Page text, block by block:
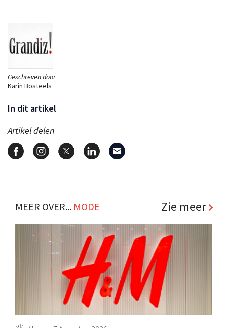
Geschreven door
Karin Bosteels
In dit artikel
Artikel delen
MEER OVER... MODE Zie meer